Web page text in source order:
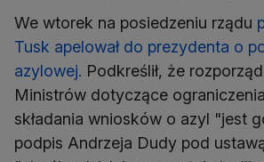
We wtorek na posiedzeniu rządu
Tusk apelował do prezydenta o
azylowej. Podkreślił, że
Ministrów dotyczące
składania wniosków o azyl "jest
podpis Andrzeja Dudy pod